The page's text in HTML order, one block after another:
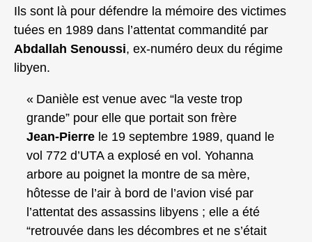
Ils sont là pour défendre la mémoire des victimes
tuées en 1989 dans l’attentat commandité par
Abdallah Senoussi, ex‑numéro deux du régime
libyen.
« Danièle est venue avec “la veste trop
grande” pour elle que portait son frère
Jean‑Pierre le 19 septembre 1989, quand le
vol 772 d’UTA a explosé en vol. Yohanna
arbore au poignet la montre de sa mère,
hôtesse de l’air à bord de l’avion visé par
l’attentat des assassins libyens ; elle a été
“retrouvée dans les décombres et ne s’était